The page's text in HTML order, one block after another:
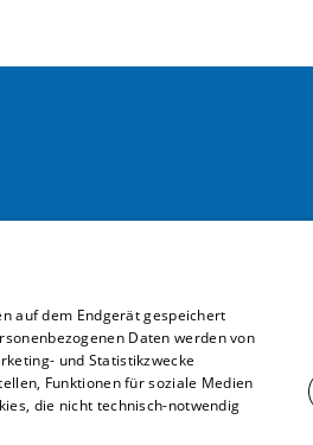
auf dem Endgerät gespeichert
Daten werden von
und Statistikzwecke
Funktionen für soziale Medien
die nicht technisch-notwendig